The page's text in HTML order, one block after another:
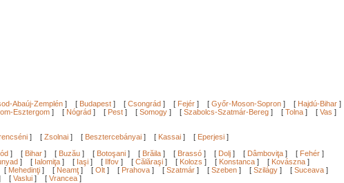
Abaúj-Zemplén ] [ Budapest ] [ Csongrád ] [ Fejér ] [ Győr-Moson-Sopron ] [ Hajdú-Bihar ]
Esztergom ] [ Nógrád ] [ Pest ] [ Somogy ] [ Szabolcs-Szatmár-Bereg ] [ Tolna ] [ Vas ]
] [ Zsolnai ] [ Besztercebányai ] [ Kassai ] [ Eperjesi ]
] [ Bihar ] [ Buzău ] [ Botoşani ] [ Brăila ] [ Brassó ] [ Dolj ] [ Dâmboviţa ] [ Fehér ]
] [ Ialomiţa ] [ Iaşi ] [ Ilfov ] [ Călăraşi ] [ Kolozs ] [ Konstanca ] [ Kovászna ]
[ Mehedinţi ] [ Neamţ ] [ Olt ] [ Prahova ] [ Szatmár ] [ Szeben ] [ Szilágy ] [ Suceava ]
[ Vaslui ] [ Vrancea ]